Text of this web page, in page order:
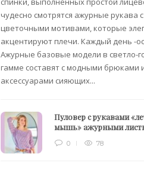
чудесно смотрятся ажурные рукава с
цветочными мотивами, которые
акцентируют плечи. Каждый день -
Ажурные базовые модели в светло-
гамме составят с модными брюками
аксессуарами сияющих...
Пуловер с рукавами
мышь» ажурными
0 78